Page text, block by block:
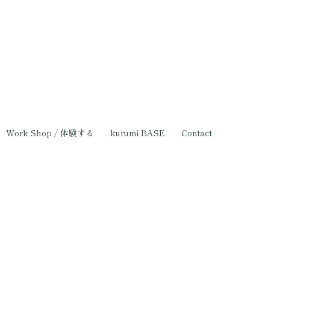
Work Shop / 体験する kurumi BASE Contact